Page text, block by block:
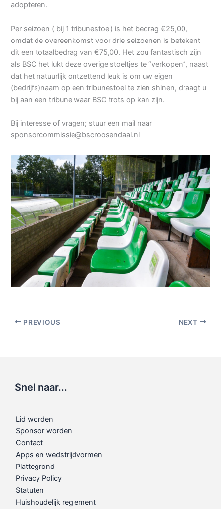
adopteren.
Per seizoen ( bij 1 tribunestoel) is het bedrag €25,00,
omdat de overeenkomst voor drie seizoenen is betekent
dit een totaalbedrag van €75,00. Het zou fantastisch zijn
als BSC het lukt deze overige stoeltjes te “verkopen”, naast
dat het natuurlijk ontzettend leuk is om uw eigen
(bedrijfs)naam op een tribunestoel te zien shinen, draagt u
bij aan een tribune waar BSC trots op kan zijn.
Bij interesse of vragen; stuur een mail naar
sponsorcommissie@bscroosendaal.nl
PREVIOUS NEXT
Snel naar...
Lid worden
Sponsor worden
Contact
Apps en wedstrijdvormen
Plattegrond
Privacy Policy
Statuten
Huishoudelijk reglement